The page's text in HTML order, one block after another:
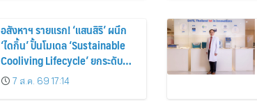
อสังหาฯ รายแรก! ‘แสนสิริ’ ผนึก
‘ไดกิ้น’ ปั้นโมเดล ‘Sustainable
Cooliving Lifecycle’ ยกระดับ
สารทำความเย็นหมุนเวียน ขับ
เคลื่อน Circular Economy เต็ม
7 ส.ค. 69 17:14